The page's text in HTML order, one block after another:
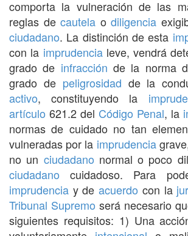
comporta la vulneración de las
reglas decautela odiligencia
ciudadano. La distinción de esta
con la imprudencialeve, vendrá
grado de infracción de la norma
grado de peligrosidad de la
activo, constituyendo la
artículo 621.2 del Código Penal, la
normas de cuidado no tan
vulneradas por la imprudencia
no un ciudadano normal o poco
ciudadano cuidadoso. Para
imprudencia y deacuerdo con la
Tribunal Supremo será necesario
siguientes requisitos: 1) Una